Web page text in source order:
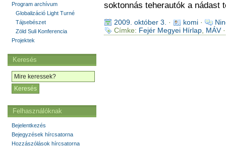
soktonnás teherautók a
2009. október 3. · komi·
Címke: Fejér Megyei Hírlap, MÁV
Program archívum
Globalizáció Light Turné
Tájsebészet
Zöld Suli Konferencia
Projektek
Keresés
Felhasználóknak
Bejelentkezés
Bejegyzések hírcsatorna
Hozzászólások hírcsatorna